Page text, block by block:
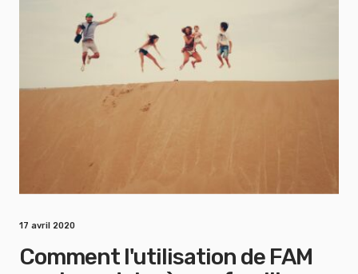
17 avril 2020
Comment l'utilisation de FAM